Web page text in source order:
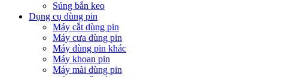
Súng bắn keo
Dụng cụ dùng pin
Máy cắt dùng pin
Máy cưa dùng pin
Máy dùng pin khác
Máy khoan pin
Máy mài dùng pin